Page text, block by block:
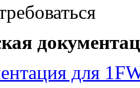
для